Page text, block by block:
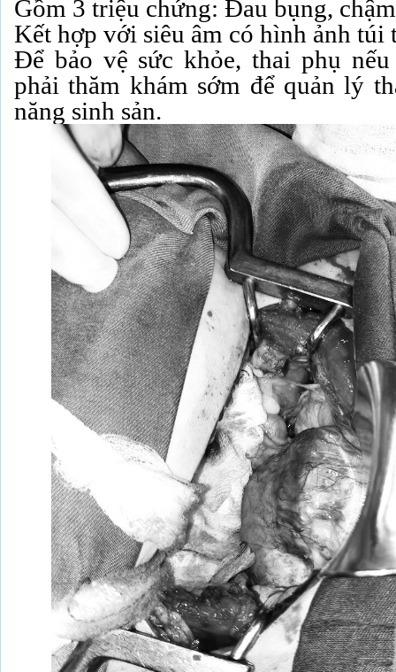
Gồm 3 triệu chứng: Đau bụng,
Kết hợp với siêu âm có hình ảnh
Để bảo vệ sức khỏe, thai phụ
phải thăm khám sớm để quản lý
năng sinh sản.